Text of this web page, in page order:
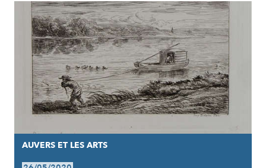
AUVERS ET LES ARTS